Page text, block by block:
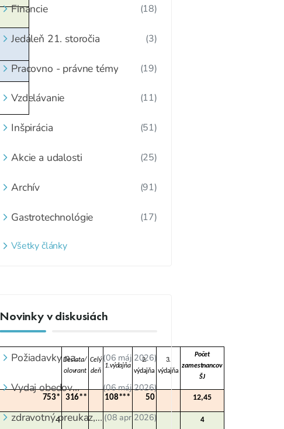
Desiata/
olovrant
Celý
deň
1.výdajňa
2.
výdajňa
3.
výdajňa
Počet
zamestnancov
ŠJ
753* 316** 108*** 50 12,45
4 4
Financie (18)
Jedáleň 21. storočia (3)
Pracovno - právne témy (19)
Vzdelávanie (11)
Inšpirácia (51)
Akcie a udalosti (25)
Archív (91)
Gastrotechnológie (17)
Všetky články
Novinky v diskusiách
Požiadavky na
(06 máj 2026)
Vydaj obedov
zákonnému
zástupcovi
(06 máj 2026)
zdravotný preukaz,
(08 apr 2026)